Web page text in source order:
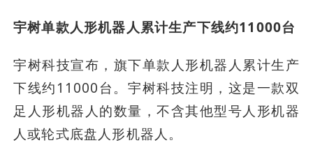
宇树单款人形机器人累计生产下线约11000台
宇树科技宣布，旗下单款人形机器人累计生产
下线约11000台。宇树科技注明，这是一款双
足人形机器人的数量，不含其他型号人形机器
人或轮式底盘人形机器人。